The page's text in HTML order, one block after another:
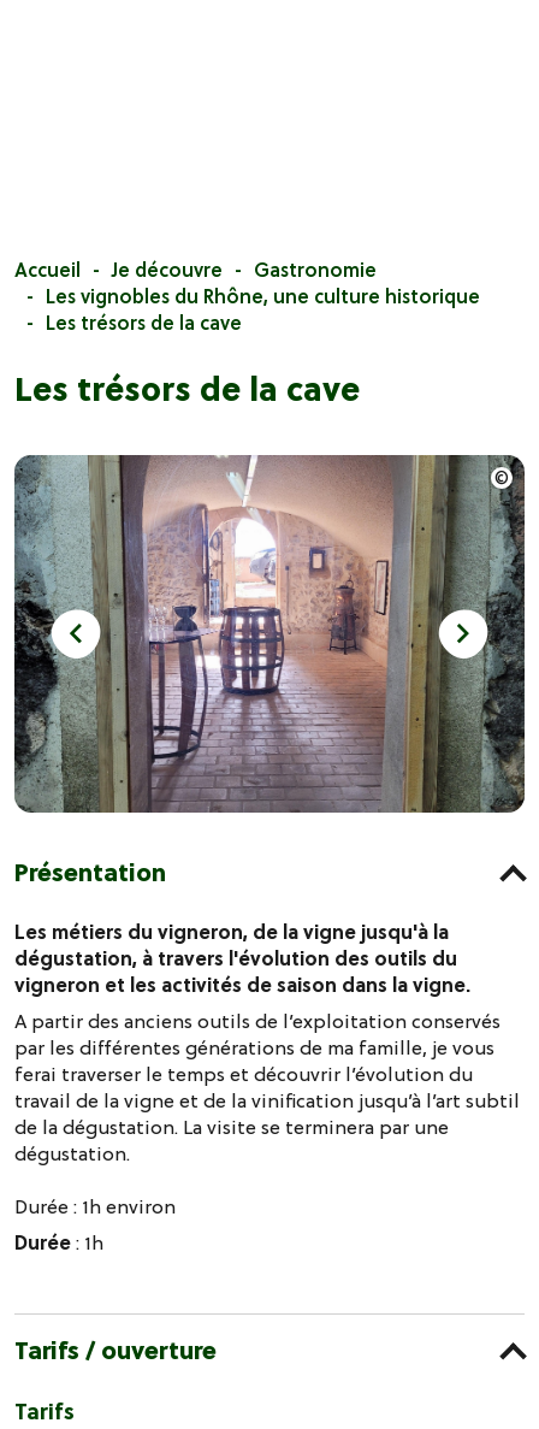
Accueil Je découvre
Gastronomie
Les vignobles du Rhône, une culture historique
Les trésors de la cave
Les trésors de la cave
Présentation
Les métiers du vigneron, de la vigne jusqu'à la
dégustation, à travers l'évolution des outils du
vigneron et les activités de saison dans la vigne.
A partir des anciens outils de l’exploitation conservés
par les différentes générations de ma famille, je vous
ferai traverser le temps et découvrir l’évolution du
travail de la vigne et de la vinification jusqu’à l’art subtil
de la dégustation. La visite se terminera par une
dégustation.
Durée : 1h environ
Durée: 1h
Tarifs / ouverture
Tarifs